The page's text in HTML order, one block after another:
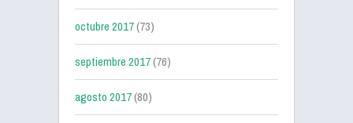
octubre 2017(73)
septiembre 2017(76)
agosto 2017(80)